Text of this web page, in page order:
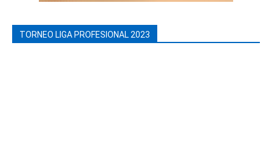
TORNEO LIGA PROFESIONAL 2023